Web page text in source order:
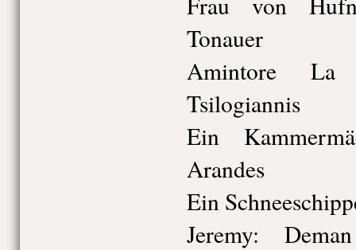
Tonauer
Amintore La
Tsilogiannis
Ein
Arandes
Ein
Jeremy: